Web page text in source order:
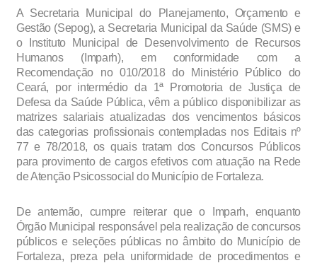
A Secretaria Municipal do Planejamento, Orçamento e
Gestão (Sepog), a Secretaria Municipal da Saúde (SMS) e
o Instituto Municipal de Desenvolvimento de Recursos
Humanos (Imparh), em conformidade com a
Recomendação no 010/2018 do Ministério Público do
Ceará, por intermédio da 1ª Promotoria de Justiça de
Defesa da Saúde Pública, vêm a público disponibilizar as
matrizes salariais atualizadas dos vencimentos básicos
das categorias profissionais contempladas nos Editais nº
77 e 78/2018, os quais tratam dos Concursos Públicos
para provimento de cargos efetivos com atuação na Rede
de Atenção Psicossocial do Município de Fortaleza.
De antemão, cumpre reiterar que o Imparh, enquanto
Órgão Municipal responsável pela realização de concursos
públicos e seleções públicas no âmbito do Município de
Fortaleza, preza pela uniformidade de procedimentos e